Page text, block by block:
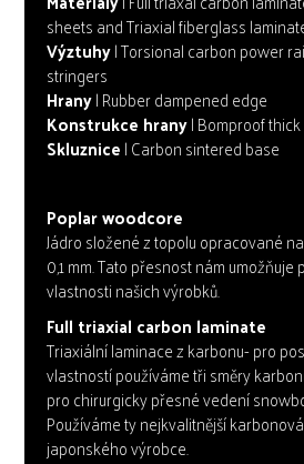
sheets and Triaxial fiberglass
Výztuhy| Torsional carbon power
stringers
Hrany| Rubber dampened edge
Konstrukce hrany| Bomproof
Skluznice| Carbon sintered base
Poplar woodcore
Jádro složené z topolu opracované
0,1 mm. Tato přesnost nám
vlastnosti našich výrobků.
Full triaxial carbon laminate
Triaxiální laminace z karbonu- pro
vlastností používáme tři směry
pro chirurgicky přesné vedení
Používáme ty nejkvalitnější
japonského výrobce.